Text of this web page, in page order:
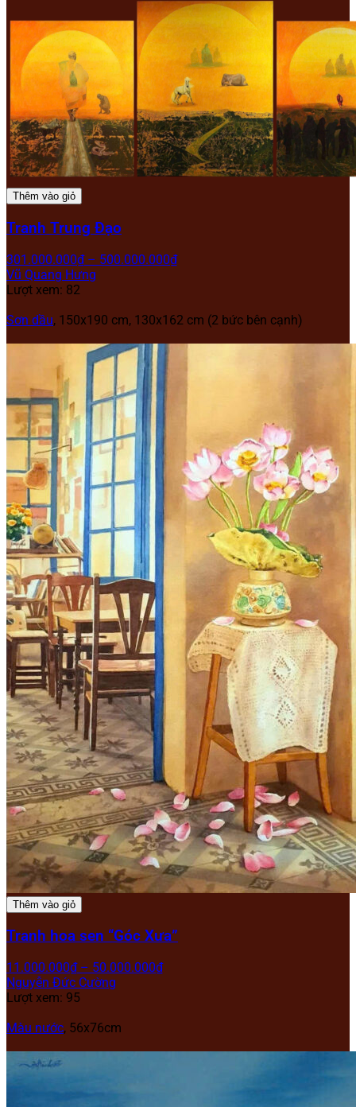
Thêm vào giỏ
Tranh Trung Đạo
301.000.000₫ – 500.000.000₫
Vũ Quang Hưng
Lượt xem: 82
Sơn dầu, 150x190 cm, 130x162 cm (2 bức bên cạnh)
Thêm vào giỏ
Tranh hoa sen “Góc Xưa”
11.000.000₫ – 50.000.000₫
Nguyễn Đức Cường
Lượt xem: 95
Màu nước, 56x76cm